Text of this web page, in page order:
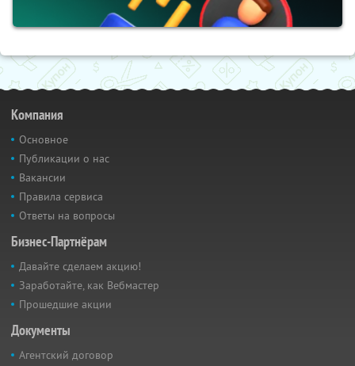
Компания
Основное
Публикации о нас
Вакансии
Правила сервиса
Ответы на вопросы
Бизнес-Партнёрам
Давайте сделаем акцию!
Заработайте, как Вебмастер
Прошедшие акции
Документы
Агентский договор